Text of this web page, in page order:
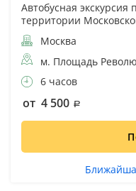
Автобусная
территории
Москва
м. Площадь
6 часов
от 4 500